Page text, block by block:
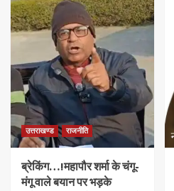
उत्तराखण्ड राजनीति
ब्रेकिंग…!महापौर शर्मा के चंगू-
मंगू वाले बयान पर भड़के